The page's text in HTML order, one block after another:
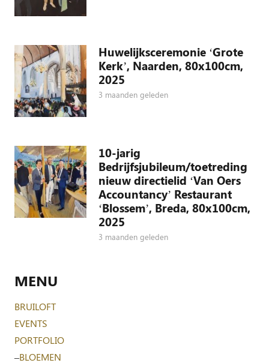
Huwelijksceremonie ‘Grote
Kerk’, Naarden, 80x100cm,
2025
3 maanden geleden
10-jarig
Bedrijfsjubileum/toetreding
nieuw directielid ‘Van Oers
Accountancy’ Restaurant
‘Blossem’, Breda, 80x100cm,
2025
3 maanden geleden
MENU
BRUILOFT
EVENTS
PORTFOLIO
–BLOEMEN